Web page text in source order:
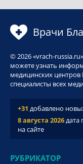
Врачи
© 2026 «vrach-
можете узнать
медицинских центров
специалисты всех
+31 добавлено
8 августа 2026дата
на сайте
РУБРИКАТОР